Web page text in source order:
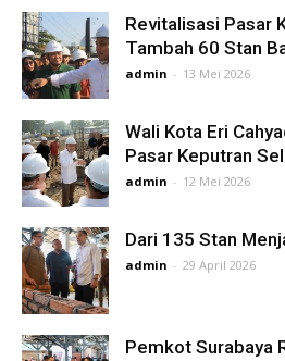
Revitalisasi Pasar
Tambah 60 Stan
admin - 13 Mei 2026
Wali Kota Eri
Pasar Keputran
admin - 12 Mei 2026
Dari 135 Stan
admin - 29 April 2026
Pemkot Surabaya